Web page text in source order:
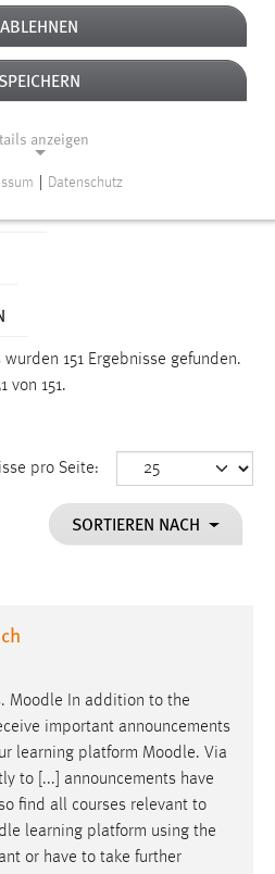
wurden 151 Ergebnisse gefunden.
von 151.
pro Seite:
SORTIEREN NACH
Moodle In addition to the
important announcements
learning platform Moodle. Via
to [...] announcements have
find all courses relevant to
learning platform using the
or have to take further
ABLEHNEN
SPEICHERN
anzeigen
die einwandfreie Funktion der
die ausgewählten Einverständnis-
wird in diesem Cookie
ist.
Datenschutz